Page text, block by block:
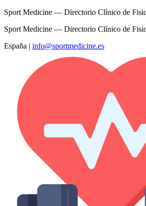
Sport Medicine — Directorio Clínico de
Sport Medicine — Directorio Clínico de
España | info@sportmedicine.es